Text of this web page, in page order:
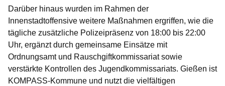
Darüber hinaus wurden im Rahmen der
Innenstadtoffensive weitere Maßnahmen ergriffen, wie die
tägliche zusätzliche Polizeipräsenz von 18:00 bis 22:00
Uhr, ergänzt durch gemeinsame Einsätze mit
Ordnungsamt und Rauschgiftkommissariat sowie
verstärkte Kontrollen des Jugendkommissariats. Gießen ist
KOMPASS-Kommune und nutzt die vielfältigen